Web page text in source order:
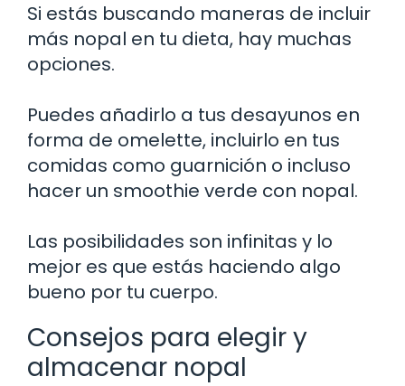
Si estás buscando maneras de incluir
más nopal en tu dieta, hay muchas
opciones.
Puedes añadirlo a tus desayunos en
forma de omelette, incluirlo en tus
comidas como guarnición o incluso
hacer un smoothie verde con nopal.
Las posibilidades son infinitas y lo
mejor es que estás haciendo algo
bueno por tu cuerpo.
Consejos para elegir y
almacenar nopal